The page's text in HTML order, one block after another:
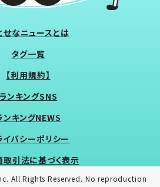
せなニュースとは
タグ一覧
【利用規約】
ランキングSNS
ンキングNEWS
イバシーポリシー
取引法に基づく表示
All Rights Reserved. No reproduction